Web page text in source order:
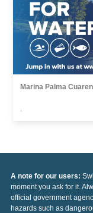
Marina Palma
,
A note for our users:
moment you ask for it.
official government
hazards such as